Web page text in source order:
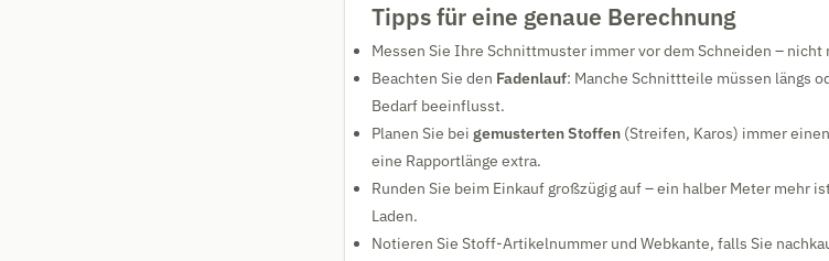
Tipps für eine genaue Berechnung
Messen Sie Ihre Schnittmuster immer vor dem Schneiden – nicht
Beachten Sie den Fadenlauf: Manche Schnittteile müssen längs
Bedarf beeinflusst.
Planen Sie bei gemusterten Stoffen (Streifen, Karos) immer
eine Rapportlänge extra.
Runden Sie beim Einkauf großzügig auf – ein halber Meter mehr
Laden.
Notieren Sie Stoff-Artikelnummer und Webkante, falls Sie